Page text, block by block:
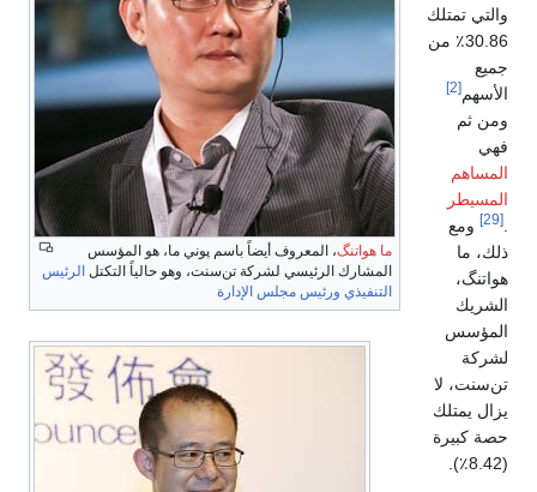
ما هواتنگ، المعروف أيضاً باسم پوني ما، هو المؤسس
المشارك الرئيسي لشركة تن‌سنت، وهو حالياً التكتل الرئيس
التنفيذي ورئيس مجلس الإدارة
والتي تمتلك
30.86٪ من
جميع
الأسهم[2]
ومن ثم
فهي
المساهم
المسيطر
.
[29]
ومع
ذلك، ما
هواتنگ،
الشريك
المؤسس
لشركة
تن‌سنت، لا
يزال يمتلك
حصة كبيرة
(8.42٪).